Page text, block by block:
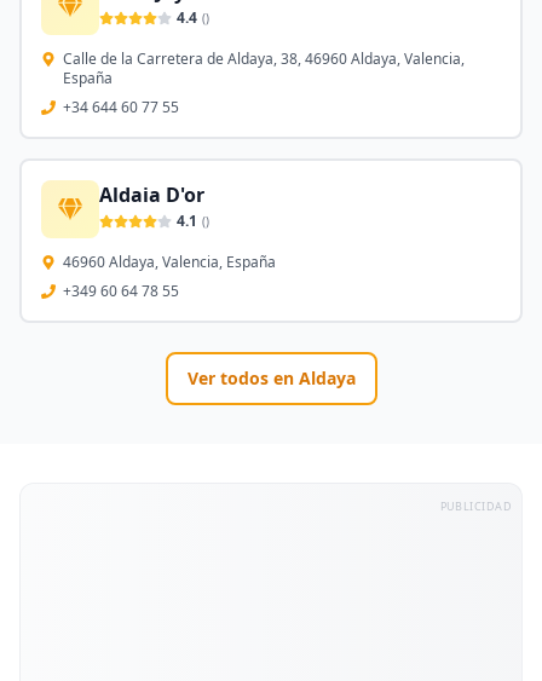
4.4 ()
Calle de la Carretera de Aldaya, 38, 46960 Aldaya, Valencia,
España
+34 644 60 77 55
Aldaia D'or
4.1 ()
46960 Aldaya, Valencia, España
+349 60 64 78 55
Ver todos en Aldaya
PUBLICIDAD